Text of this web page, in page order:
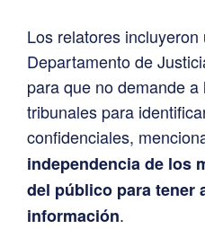
Los relatores
Departamento de
para que no demande
tribunales para
confidenciales,
independencia de los
del público para tener
información.